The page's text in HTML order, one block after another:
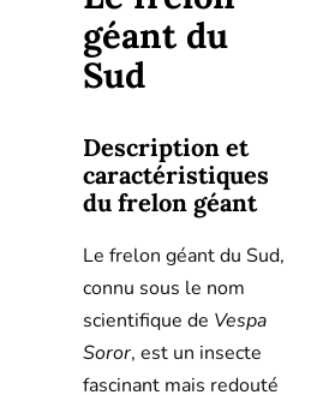
géant du
Sud
Description et
caractéristiques
du frelon géant
Le frelon géant du Sud,
connu sous le nom
scientifique de Vespa
Soror, est un insecte
fascinant mais redouté